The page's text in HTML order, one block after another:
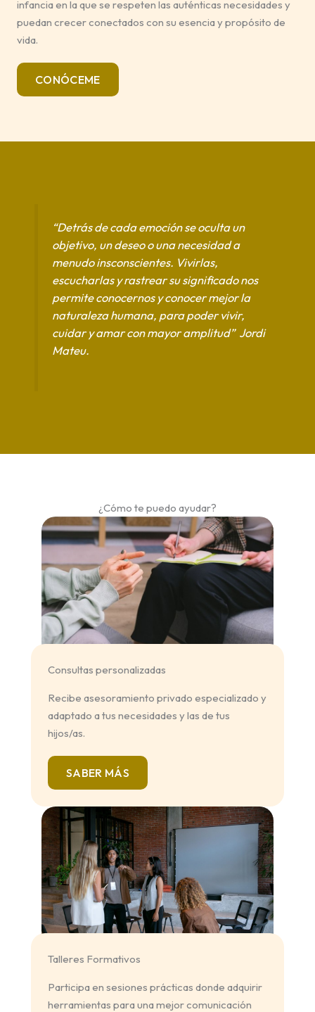
infancia en la que se respeten las auténticas necesidades y
puedan crecer conectados con su esencia y propósito de
vida.
CONÓCEME
“Detrás de cada emoción se oculta un
objetivo, un deseo o una necesidad a
menudo insconscientes. Vivirlas,
escucharlas y rastrear su significado nos
permite conocernos y conocer mejor la
naturaleza humana, para poder vivir,
cuidar y amar con mayor amplitud”Jordi
Mateu.
¿Cómo te puedo ayudar?
Consultas personalizadas
Recibe asesoramiento privado especializado y
adaptado a tus necesidades y las de tus
hijos/as.
SABER MÁS
Talleres Formativos
Participa en sesiones prácticas donde adquirir
herramientas para una mejor comunicación